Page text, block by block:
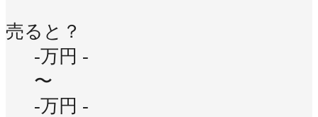
売ると？
-万円 -
〜
-万円 -